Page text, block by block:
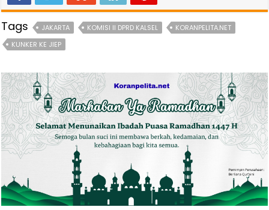
Tags JAKARTA KOMISI II DPRD KALSEL
KORANPELITA.NET
KUNKER KE JIEP